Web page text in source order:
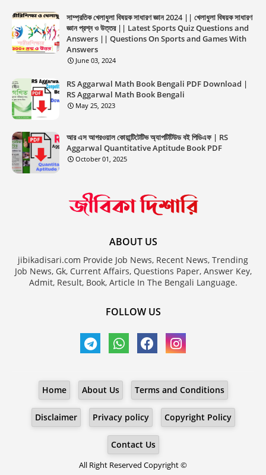
সাম্প্রতিক খেলাধুলা বিষয়ক সাধারণ জ্ঞান 2024 || খেলাধুলা বিষয়ক সাধারণ
জ্ঞান প্রশ্ন ও উত্তর || Latest Sports Quiz Questions and
Answers || Questions On Sports and Games With
Answers
June 03, 2024
RS Aggarwal Math Book Bengali PDF Download |
RS Aggarwal Math Book Bengali
May 25, 2023
আর এস আগরওয়াল কোয়ান্টিটেটিভ অ্যাপটিটিউড বই পিডিএফ | RS
Aggarwal Quantitative Aptitude Book PDF
October 01, 2025
ABOUT US
jibikadisari.com Provide Job News, Recent News, Trending
Job News, Gk, Current Affairs, Questions Paper, Answer Key,
Admit, Result, Book, Article In The Bengali Language.
FOLLOW US
Home About Us Terms and Conditions
Disclaimer Privacy policy Copyright Policy
Contact Us
All Right Reserved Copyright ©